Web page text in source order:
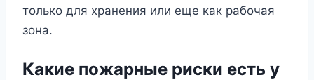
только для хранения или еще как рабочая
зона.
Какие пожарные риски есть у